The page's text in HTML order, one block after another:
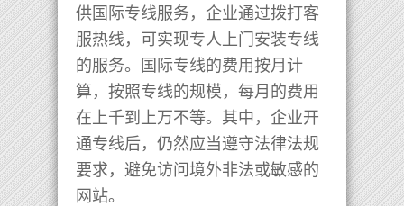
供国际专线服务，企业通过拨打客
服热线，可实现专人上门安装专线
的服务。国际专线的费用按月计
算，按照专线的规模，每月的费用
在上千到上万不等。其中，企业开
通专线后，仍然应当遵守法律法规
要求，避免访问境外非法或敏感的
网站。